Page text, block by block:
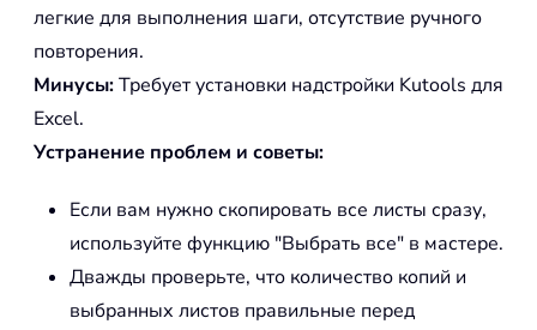
легкие для выполнения шаги, отсутствие ручного
повторения.
Минусы:Требует установки надстройки Kutools для
Excel.
Устранение проблем и советы:
Если вам нужно скопировать все листы сразу,
используйте функцию "Выбрать все" в мастере.
Дважды проверьте, что количество копий и
выбранных листов правильные перед